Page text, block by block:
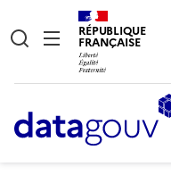
RÉPUBLIQUE
FRANÇAISE